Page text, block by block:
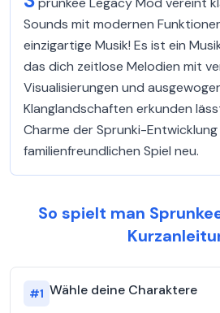
Sounds mit modernen
einzigartige Musik! Es ist ein
das dich zeitlose Melodien mit
Visualisierungen und
Klanglandschaften erkunden
Charme der Sprunki-Entwicklung
familienfreundlichen Spiel neu.
So spielt man
#1 Wähle deine Charaktere